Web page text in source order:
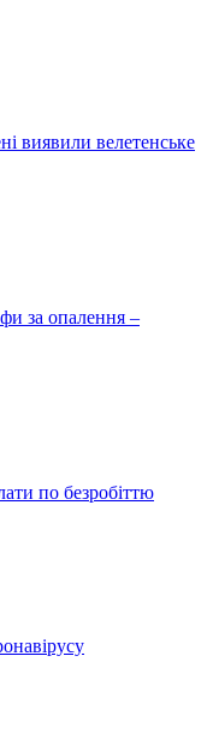
виявили велетенське
за опалення –
по безробіттю